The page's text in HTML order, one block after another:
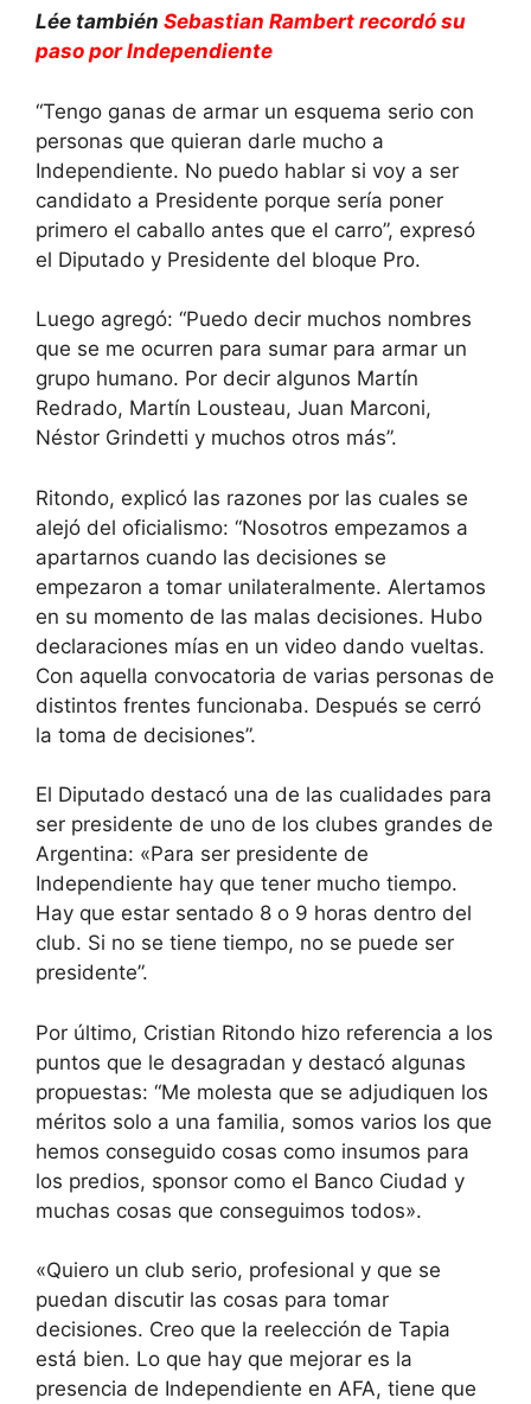
Lée también Sebastian Rambert recordó su
paso por Independiente
“Tengo ganas de armar un esquema serio con
personas que quieran darle mucho a
Independiente. No puedo hablar si voy a ser
candidato a Presidente porque sería poner
primero el caballo antes que el carro”, expresó
el Diputado y Presidente del bloque Pro.
Luego agregó: “Puedo decir muchos nombres
que se me ocurren para sumar para armar un
grupo humano. Por decir algunos Martín
Redrado, Martín Lousteau, Juan Marconi,
Néstor Grindetti y muchos otros más”.
Ritondo, explicó las razones por las cuales se
alejó del oficialismo: “Nosotros empezamos a
apartarnos cuando las decisiones se
empezaron a tomar unilateralmente. Alertamos
en su momento de las malas decisiones. Hubo
declaraciones mías en un video dando vueltas.
Con aquella convocatoria de varias personas de
distintos frentes funcionaba. Después se cerró
la toma de decisiones”.
El Diputado destacó una de las cualidades para
ser presidente de uno de los clubes grandes de
Argentina: «Para ser presidente de
Independiente hay que tener mucho tiempo.
Hay que estar sentado 8 o 9 horas dentro del
club. Si no se tiene tiempo, no se puede ser
presidente”.
Por último, Cristian Ritondo hizo referencia a los
puntos que le desagradan y destacó algunas
propuestas: “Me molesta que se adjudiquen los
méritos solo a una familia, somos varios los que
hemos conseguido cosas como insumos para
los predios, sponsor como el Banco Ciudad y
muchas cosas que conseguimos todos».
«Quiero un club serio, profesional y que se
puedan discutir las cosas para tomar
decisiones. Creo que la reelección de Tapia
está bien. Lo que hay que mejorar es la
presencia de Independiente en AFA, tiene que